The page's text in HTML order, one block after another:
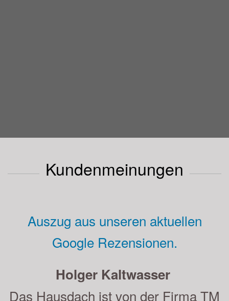
Kundenmeinungen
Auszug aus unseren aktuellen
Google Rezensionen.
Andreas Strauß
Sehr gute Beratung, saubere und